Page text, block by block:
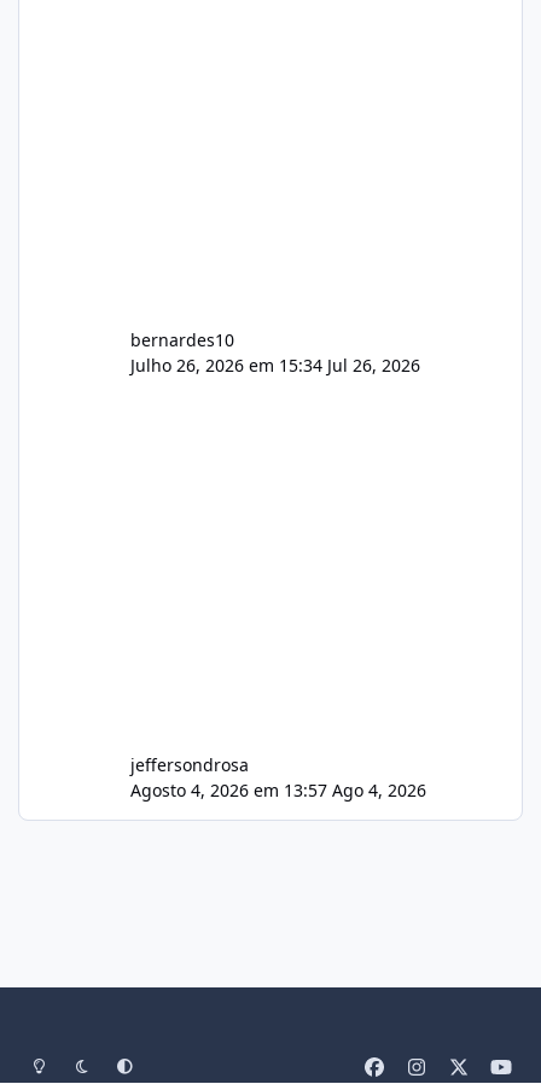
bernardes10
Julho 26, 2026 em 15:34 Jul 26, 2026
jeffersondrosa
Agosto 4, 2026 em 13:57 Ago 4, 2026
Light ModeDark ModeSystem Preference